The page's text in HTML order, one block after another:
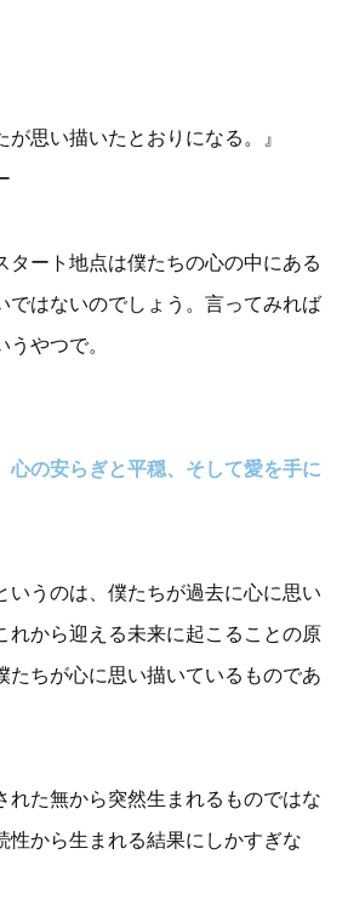
が思い描いたとおりになる。
』
タート地点は僕たちの心の中にある
ではないのでしょう。言ってみれば
やつで。
心の安らぎと平穏、そして愛を手に
いうのは、僕たちが過去に心に思い
れから迎える未来に起こることの原
たちが心に思い描いているものであ
れた無から突然生まれるものではな
性から生まれる結果にしかすぎな